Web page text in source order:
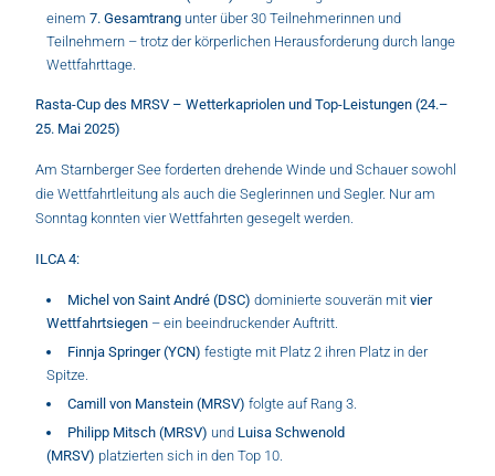
einem7. Gesamtrang unter über 30 Teilnehmerinnen und
Teilnehmern – trotz der körperlichen Herausforderung durch lange
Wettfahrttage.
Rasta-Cup des MRSV – Wetterkapriolen und Top-Leistungen (24.–
25. Mai 2025)
Am Starnberger See forderten drehende Winde und Schauer sowohl
die Wettfahrtleitung als auch die Seglerinnen und Segler. Nur am
Sonntag konnten vier Wettfahrten gesegelt werden.
ILCA 4:
Michel von Saint André (DSC) dominierte souverän mit vier
Wettfahrtsiegen – ein beeindruckender Auftritt.
Finnja Springer (YCN) festigte mit Platz 2 ihren Platz in der
Spitze.
Camill von Manstein (MRSV) folgte auf Rang 3.
Philipp Mitsch (MRSV) und Luisa Schwenold
(MRSV) platzierten sich in den Top 10.